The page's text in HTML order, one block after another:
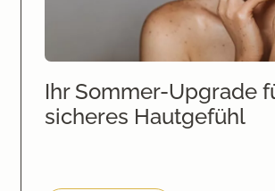
Ihr Sommer-Upgrade
sicheres Hautgefühl